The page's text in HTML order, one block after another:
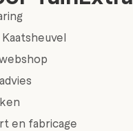
en fabricage